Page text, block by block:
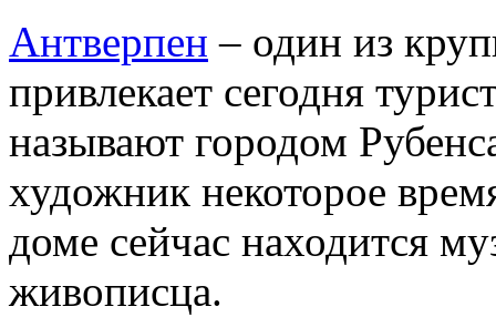
Антверпен – один из
привлекает сегодня
называют городом
художник некоторое
доме сейчас находится
живописца.